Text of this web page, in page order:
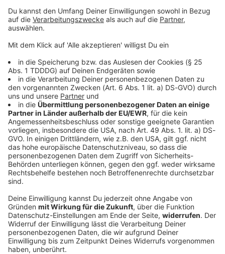
© dpa-infocom, dpa:250909-930-14953/1
Bayern
Stallbrand: Über 1.000 tote Schweine und
Millionenschaden
Landwirte liefern mit Traktoren Wasser, Einsatzkräfte
reißen Wände ein – doch zahlreiche Schweine